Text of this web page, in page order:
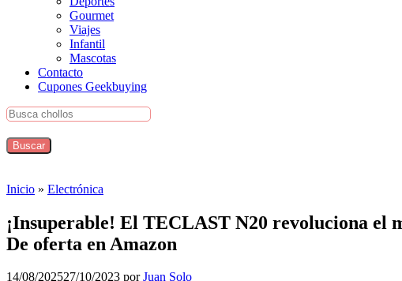
Gourmet
Viajes
Infantil
Mascotas
Contacto
Cupones Geekbuying
Inicio » Electrónica
¡Insuperable! El TECLAST N20 revoluciona el
De oferta en Amazon
14/08/202527/10/2023 porJuan Solo